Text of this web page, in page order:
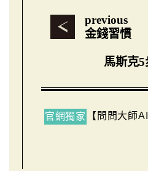
previous
金錢習慣
馬斯克
官網獨家 【問問大師AI